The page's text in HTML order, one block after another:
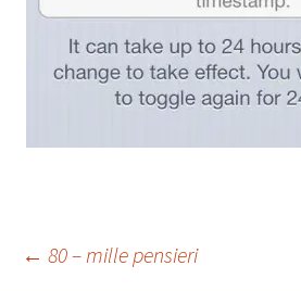
Navigazione
← 80 – mille pensieri